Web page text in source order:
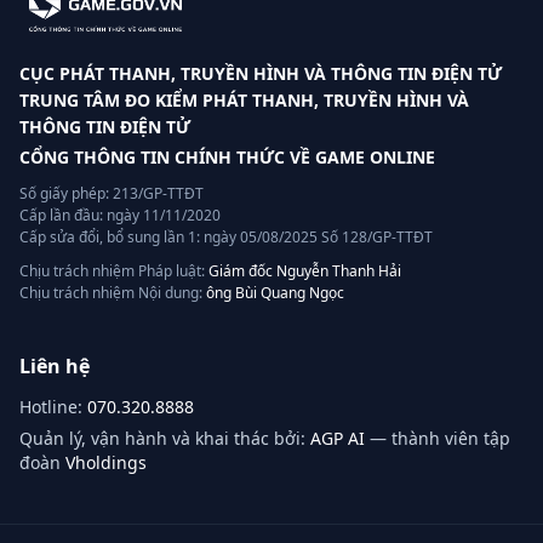
CỤC PHÁT THANH, TRUYỀN HÌNH VÀ THÔNG TIN ĐIỆN TỬ
TRUNG TÂM ĐO KIỂM PHÁT THANH, TRUYỀN HÌNH VÀ
THÔNG TIN ĐIỆN TỬ
CỔNG THÔNG TIN CHÍNH THỨC VỀ GAME ONLINE
Số giấy phép: 213/GP-TTĐT
Cấp lần đầu: ngày 11/11/2020
Cấp sửa đổi, bổ sung lần 1: ngày 05/08/2025 Số 128/GP-TTĐT
Chịu trách nhiệm Pháp luật:Giám đốc Nguyễn Thanh Hải
Chịu trách nhiệm Nội dung:ông Bùi Quang Ngọc
Liên hệ
Hotline: 070.320.8888
Quản lý, vận hành và khai thác bởi: AGP AI — thành viên tập
đoàn Vholdings